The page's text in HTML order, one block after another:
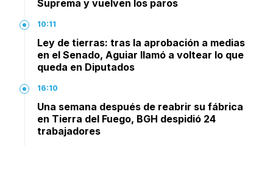
Suprema y vuelven los paros
10:11
Ley de tierras: tras la aprobación a medias
en el Senado, Aguiar llamó a voltear lo que
queda en Diputados
16:10
Una semana después de reabrir su fábrica
en Tierra del Fuego, BGH despidió 24
trabajadores